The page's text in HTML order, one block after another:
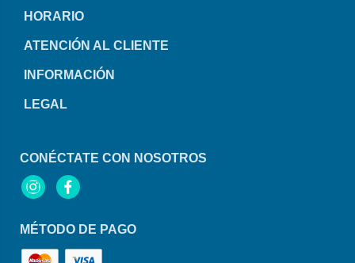
HORARIO
ATENCIÓN AL CLIENTE
INFORMACIÓN
LEGAL
CONÉCTATE CON NOSOTROS
InstagramFacebook
MÉTODO DE PAGO